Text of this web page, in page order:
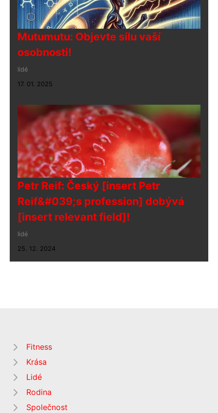
Mutumutu: Objevte sílu vaší
osobnosti!
lidé
17. 01. 2025
Petr Reif: Český [insert Petr
Reif&#039;s profession] dobývá
[insert relevant field]!
lidé
25. 12. 2024
Fitness
Krása
Lidé
Rodina
Společnost